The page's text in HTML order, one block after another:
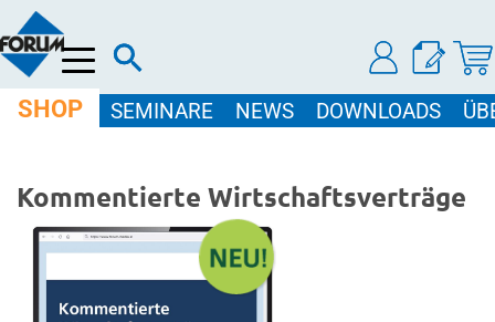
Menü
SHOP SEMINARE NEWS DOWNLOADS
Kommentierte Wirtschaftsverträge